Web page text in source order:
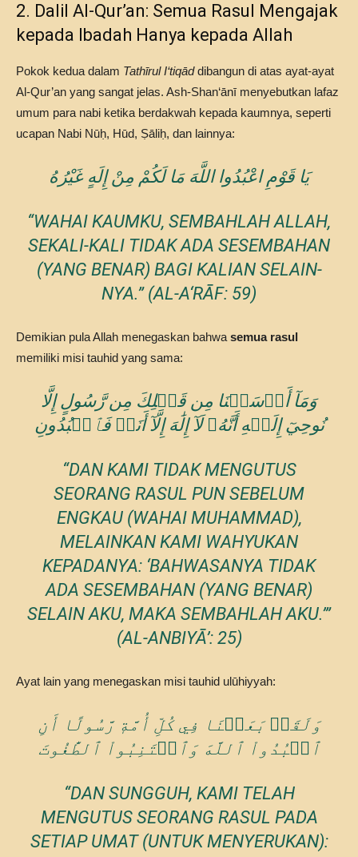
2. Dalil Al-Qur’an: Semua Rasul Mengajak
kepada Ibadah Hanya kepada Allah
Pokok kedua dalam Tathīrul I‘tiqāddibangun di atas ayat-ayat
Al-Qur’an yang sangat jelas. Ash-Shan‘ānī menyebutkan lafaz
umum para nabi ketika berdakwah kepada kaumnya, seperti
ucapan Nabi Nūḥ, Hūd, Ṣāliḥ, dan lainnya:
يَا قَوْمِ اعْبُدُوا اللَّهَ مَا لَكُمْ مِنْ إِلَهٍ غَيْرُهُ
“WAHAI KAUMKU, SEMBAHLAH ALLAH,
SEKALI-KALI TIDAK ADA SESEMBAHAN
(YANG BENAR) BAGI KALIAN SELAIN-
NYA.” (AL-A‘RĀF: 59)
Demikian pula Allah menegaskan bahwa semua rasul
memiliki misi tauhid yang sama:
وَمَآ أَرۡسَلۡنَا مِن قَبۡلِكَ مِن رَّسُولٍ إِلَّا
نُوحِيٓ إِلَيۡهِ أَنَّهُۥ لَآ إِلَٰهَ إِلَّآ أَنَا۠ فَٱعۡبُدُونِ
“DAN KAMI TIDAK MENGUTUS
SEORANG RASUL PUN SEBELUM
ENGKAU (WAHAI MUHAMMAD),
MELAINKAN KAMI WAHYUKAN
KEPADANYA: ‘BAHWASANYA TIDAK
ADA SESEMBAHAN (YANG BENAR)
SELAIN AKU, MAKA SEMBAHLAH AKU.’”
(AL-ANBIYĀ’: 25)
Ayat lain yang menegaskan misi tauhid ulūhiyyah:
وَلَقَدۡ بَعَثۡنَا فِي كُلِّ أُمَّةٖ رَّسُولًا أَنِ
ٱعۡبُدُواْ ٱللَّهَ وَٱجۡتَنِبُواْ ٱلطَّٰغُوتَ
“DAN SUNGGUH, KAMI TELAH
MENGUTUS SEORANG RASUL PADA
SETIAP UMAT (UNTUK MENYERUKAN):